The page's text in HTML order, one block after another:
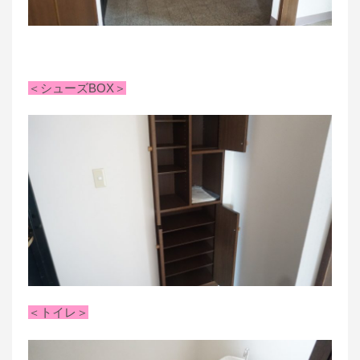
＜シューズBOX＞
＜トイレ＞